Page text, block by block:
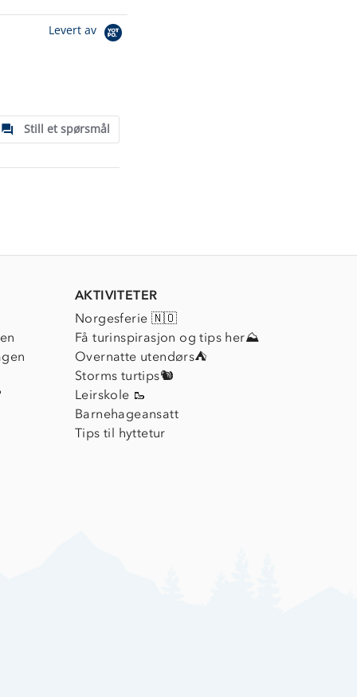
Levert av
Still et spørsmål
AKTIVITETER
Norgesferie 🇳🇴
Få turinspirasjon og tips her⛰
Overnatte utendørs⛺
Storms turtips🐿️
Leirskole 🥾
Barnehageansatt
Tips til hyttetur